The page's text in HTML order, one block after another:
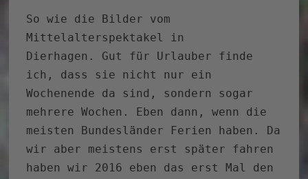
So wie die Bilder vom
Mittelalterspektakel in
Dierhagen. Gut für Urlauber finde
ich, dass sie nicht nur ein
Wochenende da sind, sondern sogar
mehrere Wochen. Eben dann, wenn die
meisten Bundesländer Ferien haben. Da
wir aber meistens erst später fahren
haben wir 2016 eben das erst Mal den